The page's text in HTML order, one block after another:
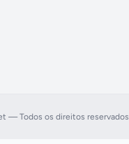
— Todos os direitos reservados.